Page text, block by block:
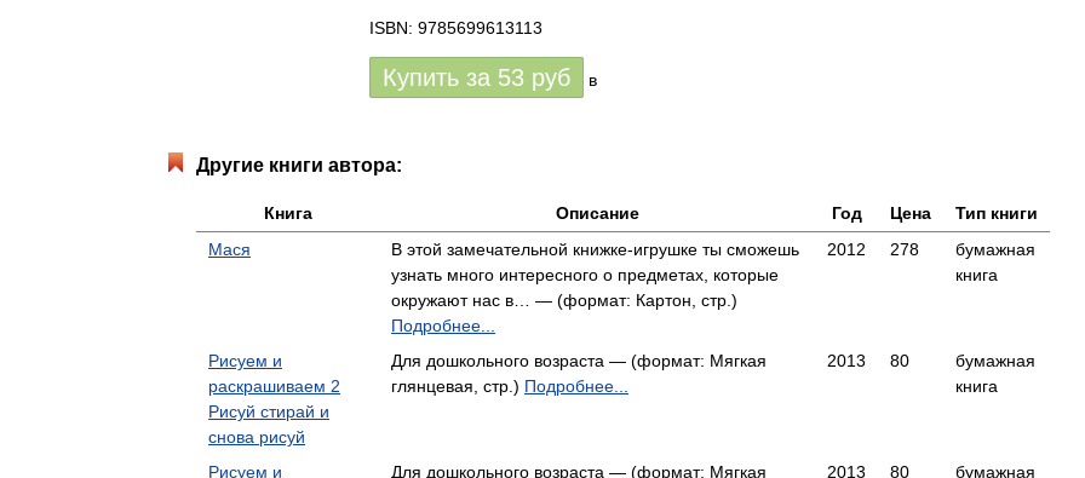
ISBN: 9785699613113
Купить за 53 руб в
Другие книги автора:
Книга Описание Год Цена
Тип книги
Мася
В этой замечательной книжке-игрушке ты сможешь
узнать много интересного о предметах, которые
окружают нас в… — (формат: Картон, стр.)
Подробнее...
2012 278
бумажная
книга
Рисуем и
раскрашиваем 2
Рисуй стирай и
снова рисуй
Для дошкольного возраста — (формат: Мягкая
глянцевая, стр.) Подробнее...
2013 80
бумажная
книга
Рисуем и
Для дошкольного возраста — (формат: Мягкая
2013 80
бумажная